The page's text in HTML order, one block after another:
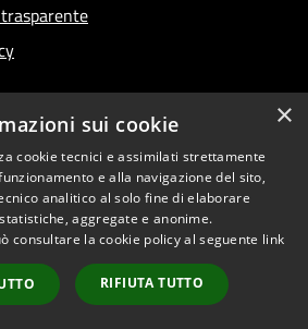
Copyright © 2026 • Comune di
Municipium•
Accesso
redazione
×
sui cookie
cookie tecnici e assimilati strettamente
e alla navigazione del sito,
analitico al solo fine di elaborare
aggregate e anonime.
consultare la cookie policy al seguente link
RIFIUTA TUTTO